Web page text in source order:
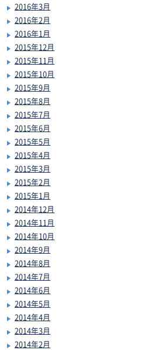
2016年3月
2016年2月
2016年1月
2015年12月
2015年11月
2015年10月
2015年9月
2015年8月
2015年7月
2015年6月
2015年5月
2015年4月
2015年3月
2015年2月
2015年1月
2014年12月
2014年11月
2014年10月
2014年9月
2014年8月
2014年7月
2014年6月
2014年5月
2014年4月
2014年3月
2014年2月